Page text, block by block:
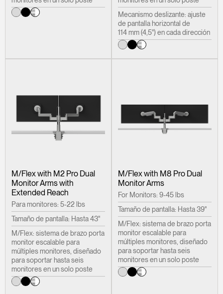
Mecanismo deslizante: ajuste
de pantalla horizontal de
114 mm (4,5") en cada dirección
M/Flex with M2 Pro Dual
Monitor Arms with
Extended Reach
Para monitores: 5-22 lbs
Tamaño de pantalla: Hasta 43"
M/Flex: sistema de brazo porta
monitor escalable para
múltiples monitores, diseñado
para soportar hasta seis
monitores en un solo poste
M/Flex with M8 Pro Dual
Monitor Arms
For Monitors: 9-45 lbs
Tamaño de pantalla: Hasta 39"
M/Flex: sistema de brazo porta
monitor escalable para
múltiples monitores, diseñado
para soportar hasta seis
monitores en un solo poste